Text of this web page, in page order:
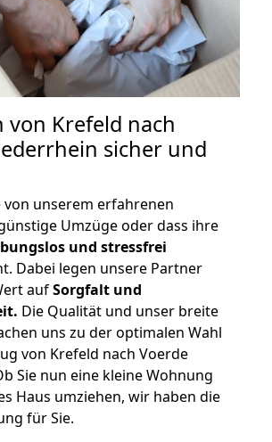
von Krefeld nach
sicher und
von unserem erfahrenen
Umzüge oder dass ihre
und stressfrei
Dabei legen unsere Partner
aufSorgfalt und
Die Qualität und unser breite
uns zu der optimalen Wahl
von Krefeld nach Voerde
Sie nun eine kleine Wohnung
Haus umziehen, wir haben die
für Sie.